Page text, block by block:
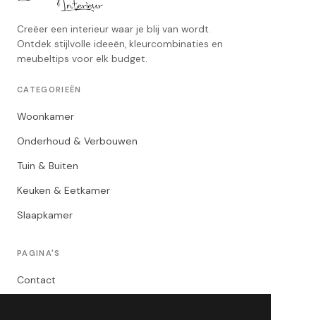
Creëer een interieur waar je blij van wordt.
Ontdek stijlvolle ideeën, kleurcombinaties en
meubeltips voor elk budget.
CATEGORIEËN
Woonkamer
Onderhoud & Verbouwen
Tuin & Buiten
Keuken & Eetkamer
Slaapkamer
PAGINA'S
Contact